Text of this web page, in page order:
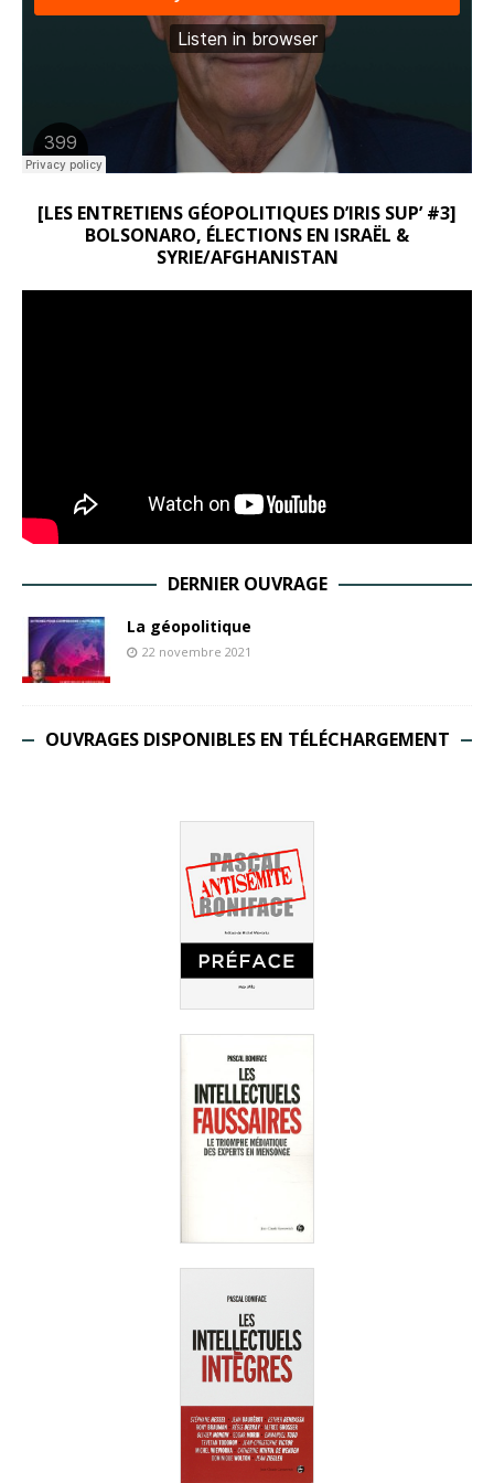
[LES ENTRETIENS GÉOPOLITIQUES D’IRIS SUP’ #3]
BOLSONARO, ÉLECTIONS EN ISRAËL &
SYRIE/AFGHANISTAN
DERNIER OUVRAGE
La géopolitique
22 novembre 2021
OUVRAGES DISPONIBLES EN TÉLÉCHARGEMENT